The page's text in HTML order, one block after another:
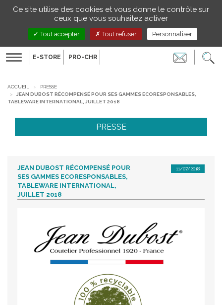
Toggle
FR
E-STORE PRO-CHR
ACCUEIL
PRESSE
JEAN DUBOST RÉCOMPENSÉ POUR SES GAMMES ECORESPONSABLES,
TABLEWARE INTERNATIONAL, JUILLET 2018
PRESSE
JEAN DUBOST RÉCOMPENSÉ POUR
SES GAMMES ECORESPONSABLES,
TABLEWARE INTERNATIONAL,
JUILLET 2018
11/07/2018
Gestion de vos préférences sur les cookies
Ce site utilise des cookies et vous donne le contrôle sur
ceux que vous souhaitez activer
Tout accepter Tout refuser Personnaliser